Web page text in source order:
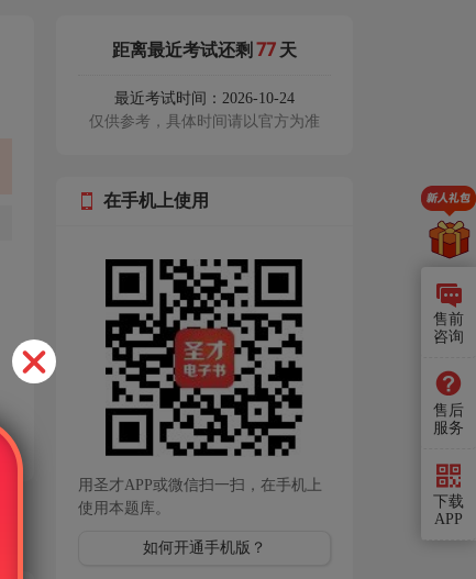
距离最近考试还剩 77 天
最近考试时间：2026-10-24
仅供参考，具体时间请以官方为准
在手机上使用
用圣才APP或微信扫一扫，在手机上
使用本题库。
如何开通手机版？
售前
咨询
售后
服务
下载
APP